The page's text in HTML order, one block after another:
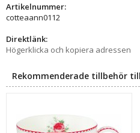
Artikelnummer:
cotteaann0112
Direktlänk:
Högerklicka och kopiera adressen
Rekommenderade tillbehör